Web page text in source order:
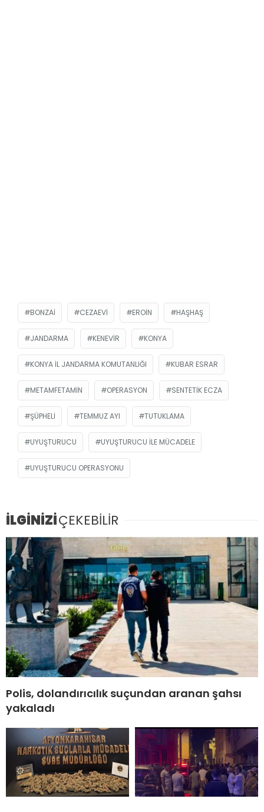
BONZAI CEZAEVI EROIN HAŞHAŞ
JANDARMA KENEVIR KONYA
KONYA İL JANDARMA KOMUTANLIĞI KUBAR ESRAR
METAMFETAMIN OPERASYON SENTETIK ECZA
ŞÜPHELI TEMMUZ AYI TUTUKLAMA
UYUŞTURUCU UYUŞTURUCU ILE MÜCADELE
UYUŞTURUCU OPERASYONU
İLGİNİZİÇEKEBİLİR
Polis, dolandırıcılık suçundan aranan şahsı
yakaladı